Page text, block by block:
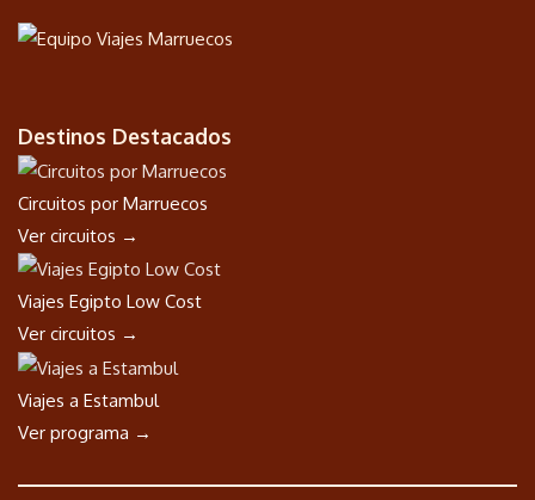
Destinos Destacados
Circuitos por Marruecos
Ver circuitos →
Viajes Egipto Low Cost
Ver circuitos →
Viajes a Estambul
Ver programa →